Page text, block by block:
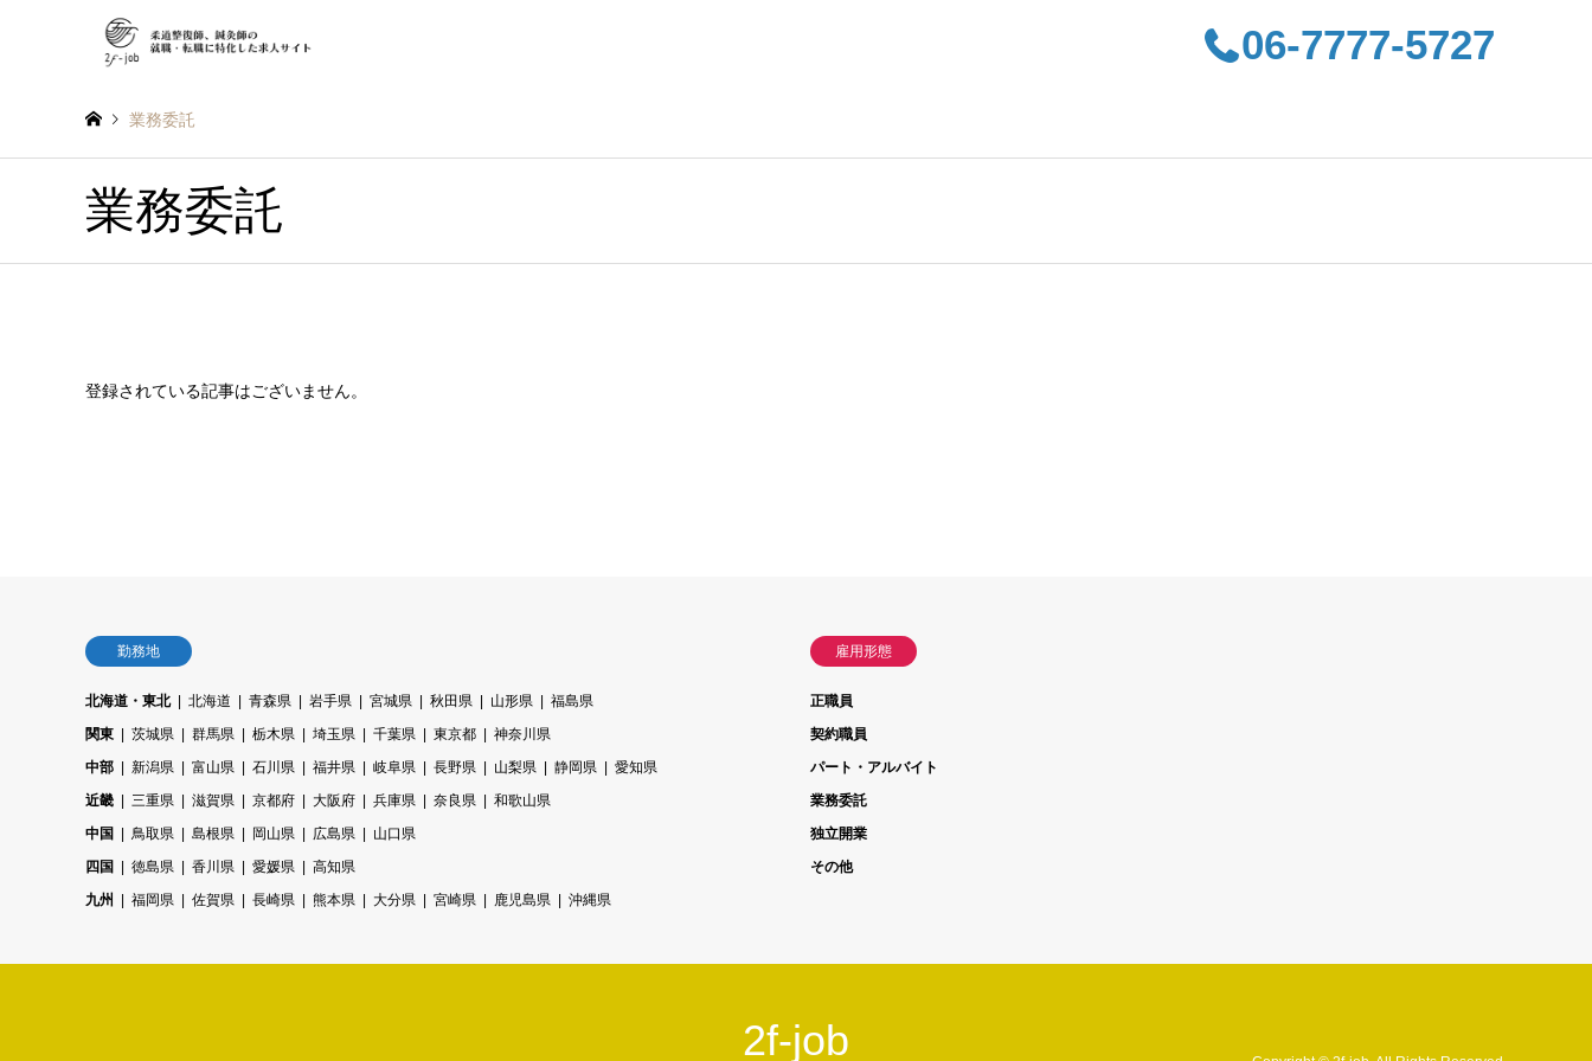
06-7777-5727
業務委託
業務委託
登録されている記事はございません。
勤務地
北海道・東北 北海道 青森県 岩手県 宮城県 秋田県 山形県
福島県
関東
茨城県 群馬県 栃木県 埼玉県 千葉県 東京都
神奈川県
中部
新潟県 富山県 石川県 福井県 岐阜県 長野県 山梨県 静岡県
愛知県
近畿
三重県 滋賀県 京都府 大阪府 兵庫県 奈良県
和歌山県
中国
鳥取県 島根県 岡山県 広島県
山口県
四国
徳島県 香川県 愛媛県
高知県
九州
福岡県 佐賀県 長崎県 熊本県 大分県 宮崎県 鹿児島県 沖縄県
雇用形態
正職員
契約職員
パート・アルバイト
業務委託
独立開業
その他
2f-job